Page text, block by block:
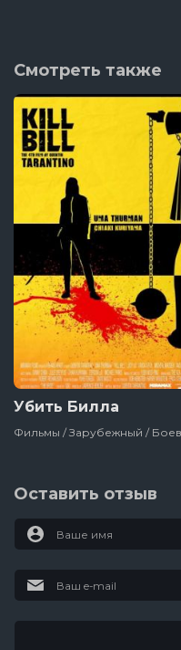
Смотреть также
Убить Билла
Оставить отзыв